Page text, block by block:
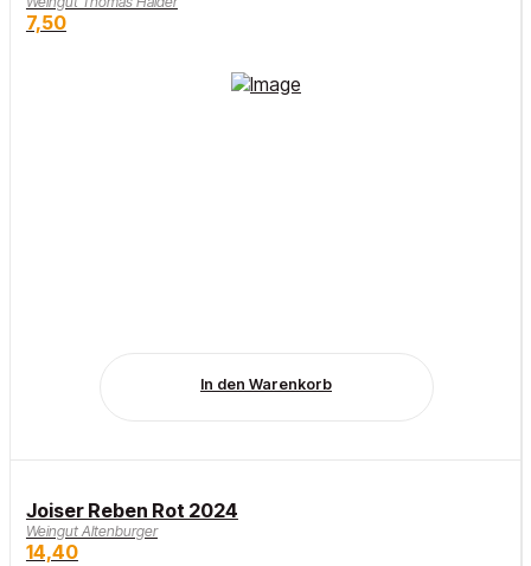
7,50
In den Warenkorb
Joiser Reben Rot 2024
Weingut Altenburger
14,40